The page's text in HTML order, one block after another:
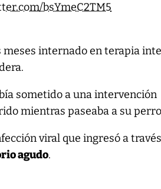
bsYmeC2TM5
internado en terapia
sometido a una intervención
mientras paseaba a su
viral que ingresó a
agudo.